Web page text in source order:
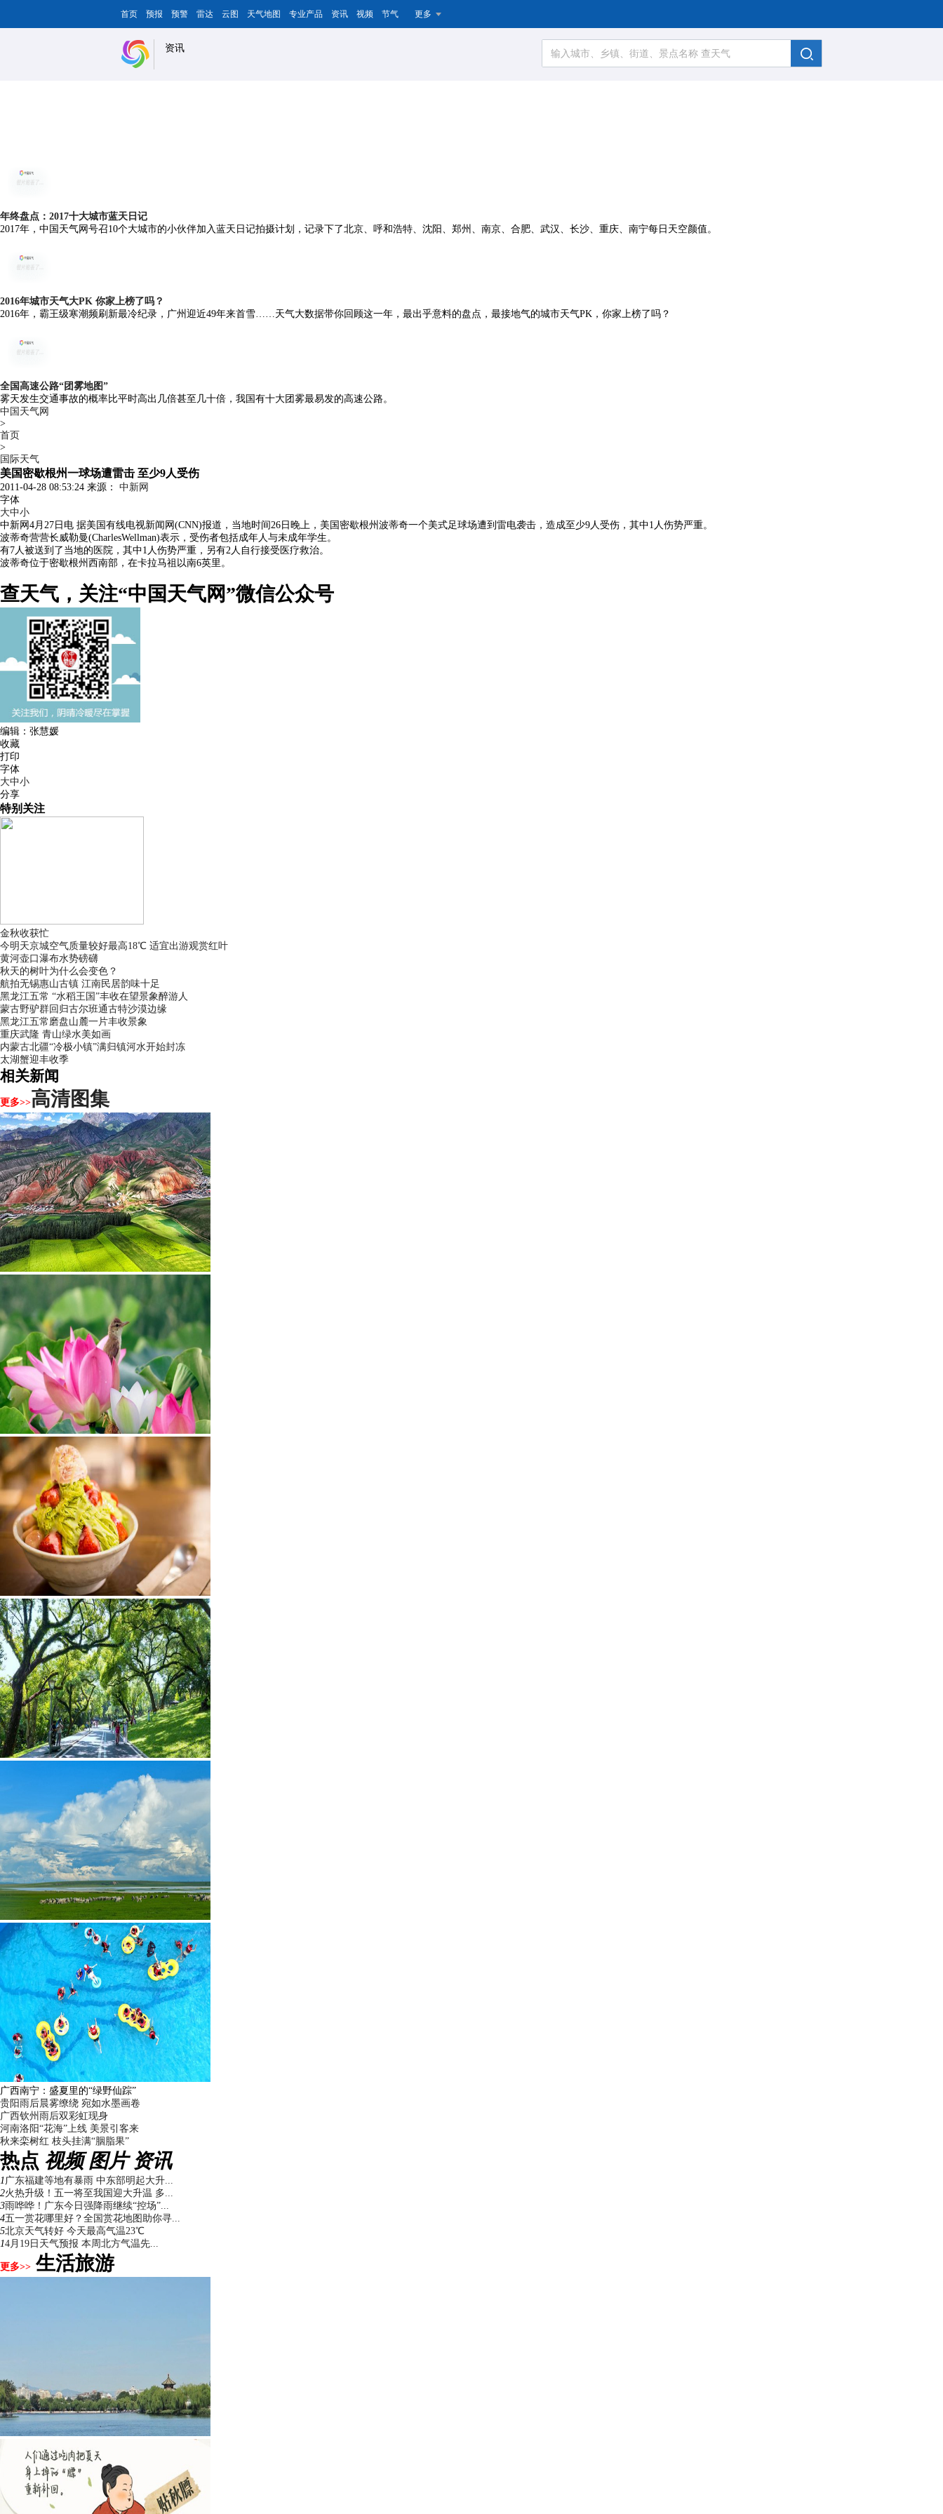
首页 预报 预警 雷达 云图 天气地图 专业产品 资讯 视频 节气 更多
资讯
年终盘点：2017十大城市蓝天日记
2017年，中国天气网号召10个大城市的小伙伴加入蓝天日记拍摄计划，记录下了北京、呼和浩特、沈阳、郑州、南京、合肥、武汉、长沙、重庆、南宁每日天空颜值。
2016年城市天气大PK 你家上榜了吗？
2016年，霸王级寒潮频刷新最冷纪录，广州迎近49年来首雪……天气大数据带你回顾这一年，最出乎意料的盘点，最接地气的城市天气PK，你家上榜了吗？
全国高速公路“团雾地图”
雾天发生交通事故的概率比平时高出几倍甚至几十倍，我国有十大团雾最易发的高速公路。
中国天气网
>
首页
>
国际天气
美国密歇根州一球场遭雷击 至少9人受伤
2011-04-28 08:53:24 来源： 中新网
字体
大中小
中新网4月27日电 据美国有线电视新闻网(CNN)报道，当地时间26日晚上，美国密歇根州波蒂奇一个美式足球场遭到雷电袭击，造成至少9人受伤，其中1人伤势严重。
波蒂奇营营长威勒曼(CharlesWellman)表示，受伤者包括成年人与未成年学生。
有7人被送到了当地的医院，其中1人伤势严重，另有2人自行接受医疗救治。
波蒂奇位于密歇根州西南部，在卡拉马祖以南6英里。
查天气，关注“中国天气网”微信公众号
编辑：张慧媛
收藏
打印
字体
大中小
分享
特别关注
金秋收获忙
今明天京城空气质量较好最高18℃ 适宜出游观赏红叶
黄河壶口瀑布水势磅礴
秋天的树叶为什么会变色？
航拍无锡惠山古镇 江南民居韵味十足
黑龙江五常 “水稻王国”丰收在望景象醉游人
蒙古野驴群回归古尔班通古特沙漠边缘
黑龙江五常磨盘山麓一片丰收景象
重庆武隆 青山绿水美如画
内蒙古北疆“冷极小镇”满归镇河水开始封冻
太湖蟹迎丰收季
相关新闻
更多>>高清图集
广西南宁：盛夏里的“绿野仙踪”
贵阳雨后晨雾缭绕 宛如水墨画卷
广西钦州雨后双彩虹现身
河南洛阳“花海”上线 美景引客来
秋来栾树红 枝头挂满“胭脂果”
热点 视频 图片 资讯
1广东福建等地有暴雨 中东部明起大升...
2火热升级！五一将至我国迎大升温 多...
3雨哗哗！广东今日强降雨继续“控场”...
4五一赏花哪里好？全国赏花地图助你寻...
5北京天气转好 今天最高气温23℃
14月19日天气预报 本周北方气温先...
更多>> 生活旅游